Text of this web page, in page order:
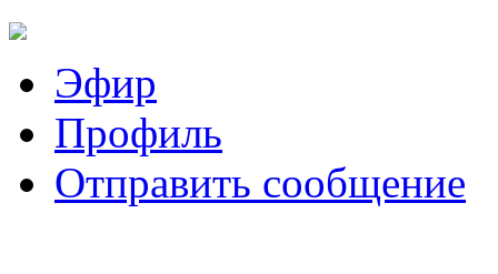
Эфир
Профиль
Отправить сообщение